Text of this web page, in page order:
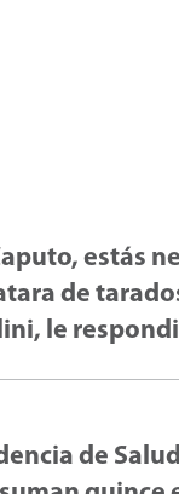
estás
de
le
de